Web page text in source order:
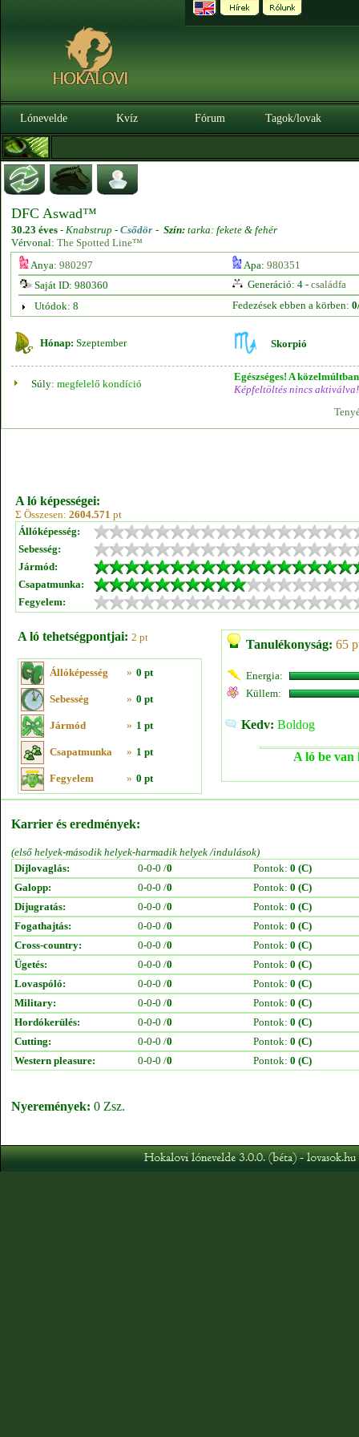
Lónevelde Kvíz Fórum Tagok/lovak
DFC Aswad™
30.23 éves - Knabstrup - Csődör - Szín: tarka: fekete & fehér
Vérvonal: The Spotted Line™
Anya: 980297 Apa: 980351
Saját ID: 980360
Generáció: 4 - családfa
Utódok: 8
Fedezések ebben a körben:
Hónap: Szeptember Skorpió
Súly: megfelelő kondíció
Egészséges! A
Képfeltöltés nincs aktiválva!
A ló képességei:
Σ Összesen: 2604.571 pt
Állóképesség:
Sebesség:
Jármód:
Csapatmunka:
Fegyelem:
A ló tehetségpontjai: 2 pt
Állóképesség » 0 pt
Sebesség » 0 pt
Jármód » 1 pt
Csapatmunka » 1 pt
Fegyelem » 0 pt
Tanulékonyság: 65
Energia:
Küllem:
Kedv: Boldog
A ló be van
Karrier és eredmények:
(első helyek-második helyek-harmadik helyek /indulások)
Díjlovaglás:
0-0-0 /0 Pontok: 0 (C)
Galopp:
0-0-0 /0 Pontok: 0 (C)
Díjugratás:
0-0-0 /0 Pontok: 0 (C)
Fogathajtás:
0-0-0 /0 Pontok: 0 (C)
Cross-country:
0-0-0 /0 Pontok: 0 (C)
Ügetés:
0-0-0 /0 Pontok: 0 (C)
Lovaspóló:
0-0-0 /0 Pontok: 0 (C)
Military:
0-0-0 /0 Pontok: 0 (C)
Hordókerülés:
0-0-0 /0 Pontok: 0 (C)
Cutting:
0-0-0 /0 Pontok: 0 (C)
Western pleasure:
0-0-0 /0 Pontok: 0 (C)
Nyeremények: 0 Zsz.